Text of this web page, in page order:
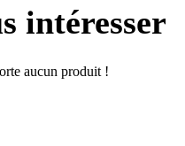
intéresser
aucun produit !